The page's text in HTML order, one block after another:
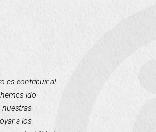
es contribuir al
ido
nuestras
a los